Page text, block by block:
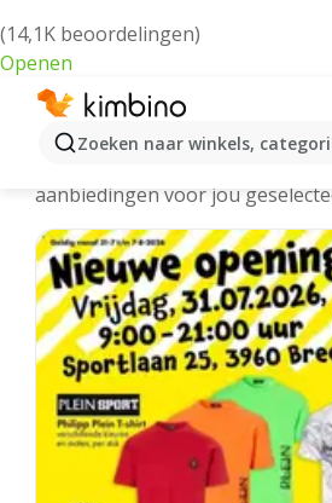
(14,1K beoordelingen)
Openen
Zoeken naar winkels,
Yvoir folders online
aanbiedingen voor jou